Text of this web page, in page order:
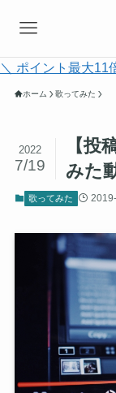
＼ ポイント最大11
ホーム 歌ってみた
【投
みた
2022
7/19
歌ってみた